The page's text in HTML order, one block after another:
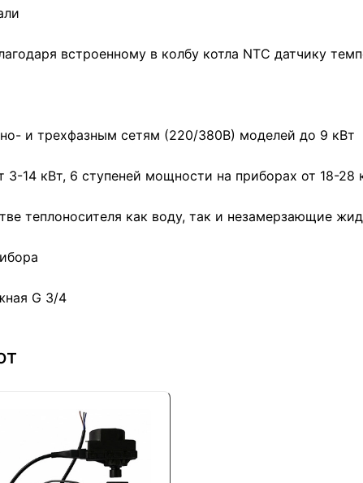
встроенному в колбу котла NTC датчику
и трехфазным сетям (220/380В) моделей до 9 кВт
14 кВт, 6 ступеней мощности на приборах от 18-28
теплоносителя как воду, так и незамерзающие
G 3/4